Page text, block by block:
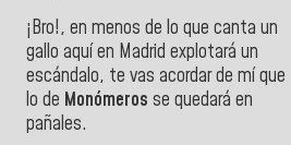
¡Bro!, en menos de lo que canta un
gallo aquí en Madrid explotará un
escándalo, te vas acordar de mí que
lo de Monómeros se quedará en
pañales.